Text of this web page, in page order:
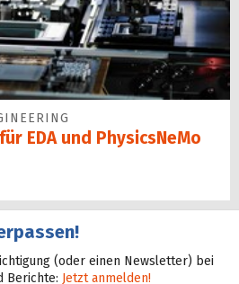
EDA und PhysicsNeMo
(oder einen Newsletter) bei
Berichte: Jetzt anmelden!